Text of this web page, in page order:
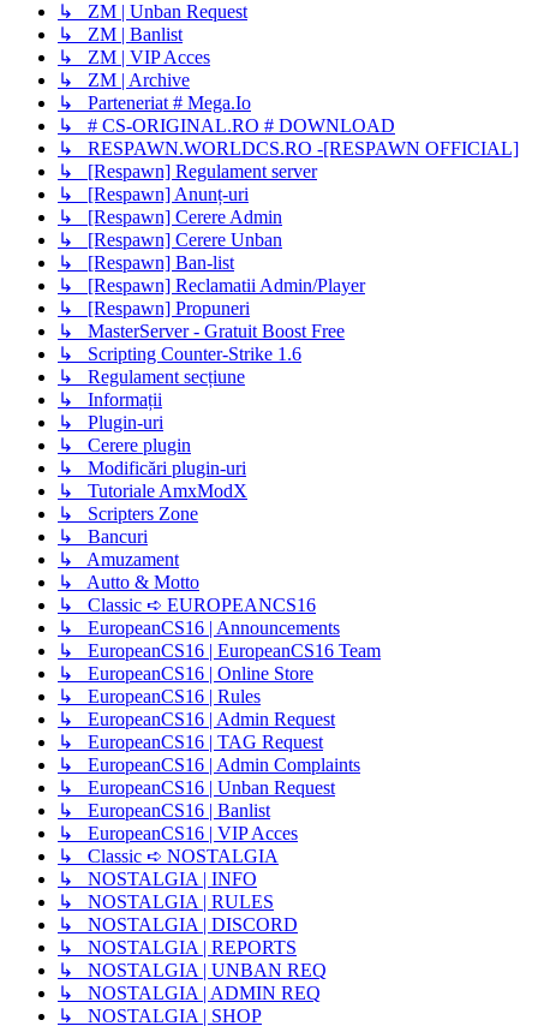
↳ ZM | Unban Request
↳ ZM | Banlist
↳ ZM | VIP Acces
↳ ZM | Archive
↳ Parteneriat # Mega.Io
↳ # CS-ORIGINAL.RO # DOWNLOAD
↳ RESPAWN.WORLDCS.RO -[RESPAWN OFFICIAL]
↳ [Respawn] Regulament server
↳ [Respawn] Anunț-uri
↳ [Respawn] Cerere Admin
↳ [Respawn] Cerere Unban
↳ [Respawn] Ban-list
↳ [Respawn] Reclamatii Admin/Player
↳ [Respawn] Propuneri
↳ MasterServer - Gratuit Boost Free
↳ Scripting Counter-Strike 1.6
↳ Regulament secțiune
↳ Informații
↳ Plugin-uri
↳ Cerere plugin
↳ Modificări plugin-uri
↳ Tutoriale AmxModX
↳ Scripters Zone
↳ Bancuri
↳ Amuzament
↳ Autto & Motto
↳ Classic ➪ EUROPEANCS16
↳ EuropeanCS16 | Announcements
↳ EuropeanCS16 | EuropeanCS16 Team
↳ EuropeanCS16 | Online Store
↳ EuropeanCS16 | Rules
↳ EuropeanCS16 | Admin Request
↳ EuropeanCS16 | TAG Request
↳ EuropeanCS16 | Admin Complaints
↳ EuropeanCS16 | Unban Request
↳ EuropeanCS16 | Banlist
↳ EuropeanCS16 | VIP Acces
↳ Classic ➪ NOSTALGIA
↳ NOSTALGIA | INFO
↳ NOSTALGIA | RULES
↳ NOSTALGIA | DISCORD
↳ NOSTALGIA | REPORTS
↳ NOSTALGIA | UNBAN REQ
↳ NOSTALGIA | ADMIN REQ
↳ NOSTALGIA | SHOP